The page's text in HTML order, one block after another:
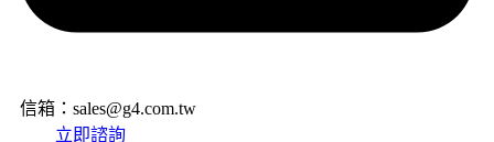
信箱：sales@g4.com.tw
立即諮詢